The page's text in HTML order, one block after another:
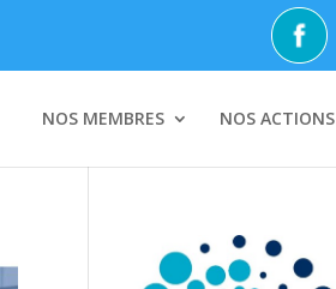
NOS MEMBRES NOS ACTIONS